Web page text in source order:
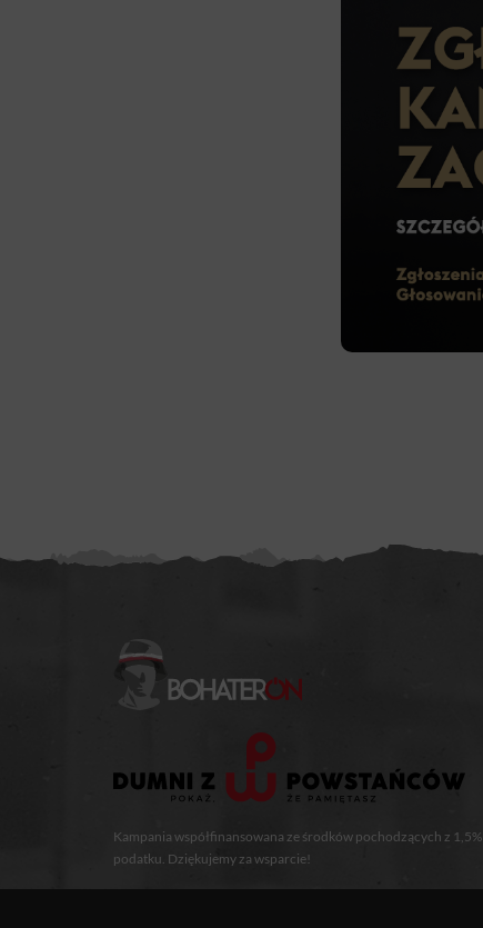
Kampania współfinansowana ze środków pochodzących z 1,5%
podatku. Dziękujemy za wsparcie!